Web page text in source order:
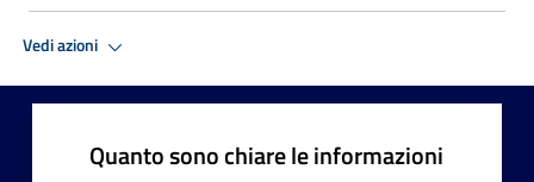
Vedi azioni
Quanto sono chiare le informazioni